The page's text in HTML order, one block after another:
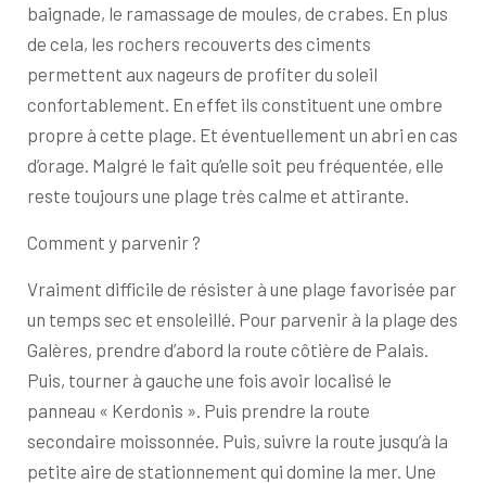
baignade, le ramassage de moules, de crabes. En plus
de cela, les rochers recouverts des ciments
permettent aux nageurs de profiter du soleil
confortablement. En effet ils constituent une ombre
propre à cette plage. Et éventuellement un abri en cas
d’orage. Malgré le fait qu’elle soit peu fréquentée, elle
reste toujours une plage très calme et attirante.
Comment y parvenir ?
Vraiment difficile de résister à une plage favorisée par
un temps sec et ensoleillé. Pour parvenir à la plage des
Galères, prendre d’abord la route côtière de Palais.
Puis, tourner à gauche une fois avoir localisé le
panneau « Kerdonis ». Puis prendre la route
secondaire moissonnée. Puis, suivre la route jusqu’à la
petite aire de stationnement qui domine la mer. Une